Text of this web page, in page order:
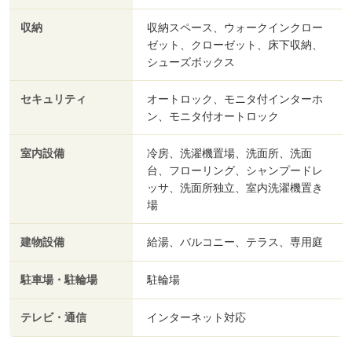
収納
収納スペース、ウォークインクロー
ゼット、クローゼット、床下収納、
シューズボックス
セキュリティ
オートロック、モニタ付インターホ
ン、モニタ付オートロック
室内設備
冷房、洗濯機置場、洗面所、洗面
台、フローリング、シャンプードレ
ッサ、洗面所独立、室内洗濯機置き
場
建物設備 給湯、バルコニー、テラス、専用庭
駐車場・駐輪場 駐輪場
テレビ・通信 インターネット対応